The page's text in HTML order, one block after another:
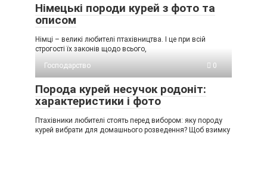
Німецькі породи курей з фото та
описом
Німці – великі любителі птахівництва. І це при всій
строгості їх законів щодо всього,
Господарство
0
Порода курей несучок родоніт:
характеристики і фото
Птахівники любителі стоять перед вибором: яку породу
курей вибрати для домашнього розведення? Щоб взимку